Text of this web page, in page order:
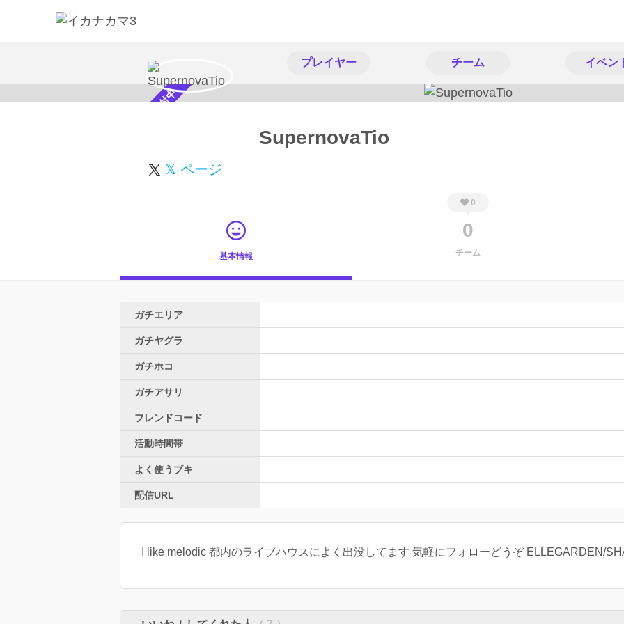
プレイヤー チーム イベン
スカウト受付中 SupernovaTio
𝕏 ページ
基本情報
0
0
チーム
ガチエリア
ガチヤグラ
ガチホコ
ガチアサリ
フレンドコード
活動時間帯
よく使うブキ
配信URL
I like melodic 都内のライブハウスによく出没してます 気軽にフォローどうぞ ELLEGARDEN/